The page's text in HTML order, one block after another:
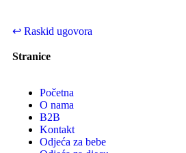
↩ Raskid ugovora
Stranice
Početna
O nama
B2B
Kontakt
Odjeća za bebe